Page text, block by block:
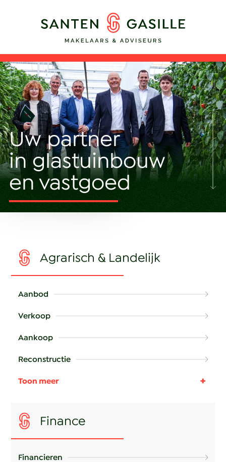
Uw partner
in glastuinbouw
en vastgoed
Agrarisch & Landelijk
Aanbod
Verkoop
Aankoop
Reconstructie
Advies, ontwikkeling en omgeving
Glastuinbouw
Finance
Financieren